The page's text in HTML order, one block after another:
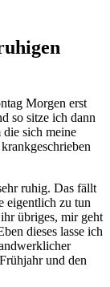
Morgen erst
so sitze ich dann
sich meine
ruhig. Das fällt
eigentlich zu tun
übriges, mir geht
dieses lasse ich
und den